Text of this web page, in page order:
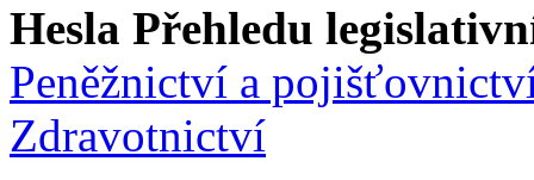
Hesla Přehledu
Peněžnictví a
Zdravotnictví